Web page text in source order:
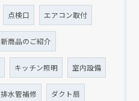
点検口 エアコン取付
新商品のご紹介
キッチン照明 室内設備
排水管補修 ダクト扇